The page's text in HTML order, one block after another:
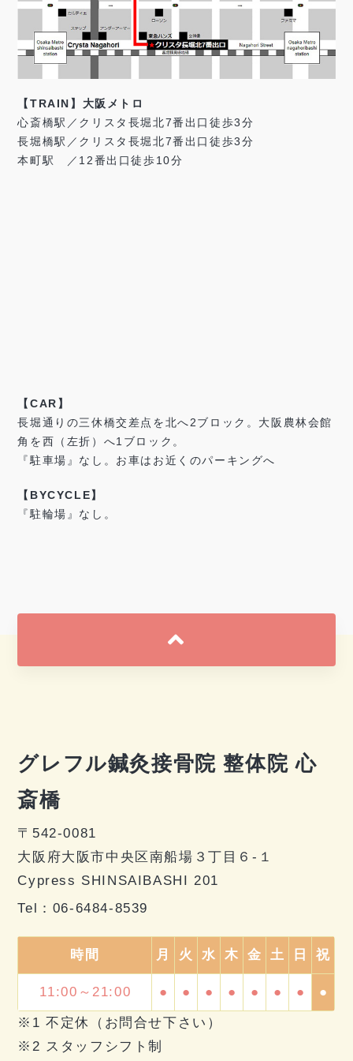
【TRAIN】大阪メトロ
心斎橋駅／クリスタ長堀北7番出口徒歩3分
長堀橋駅／クリスタ長堀北7番出口徒歩3分
本町駅 ／12番出口徒歩10分
【CAR】
長堀通りの三休橋交差点を北へ2ブロック。大阪農林会館
角を西（左折）へ1ブロック。
『駐車場』なし。お車はお近くのパーキングへ
【BYCYCLE】
『駐輪場』なし。
グレフル鍼灸接骨院 整体院 心
斎橋
〒542-0081
大阪府大阪市中央区南船場３丁目６-１
Cypress SHINSAIBASHI 201
Tel： 06-6484-8539
時間 月 火 水 木 金 土 日 祝
11:00～21:00 ● ● ● ● ● ● ● ●
※1 不定休（お問合せ下さい）
※2 スタッフシフト制